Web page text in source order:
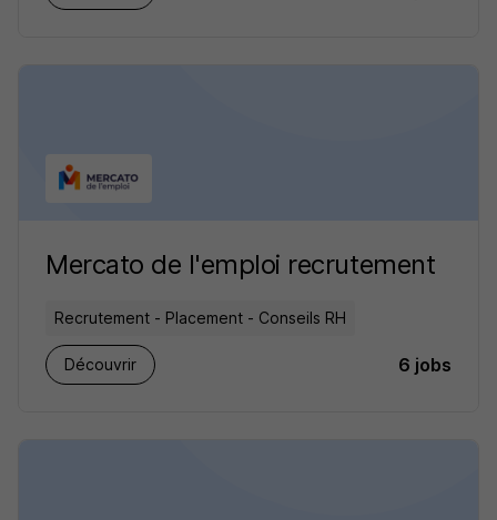
Mercato de l'emploi recrutement
Recrutement - Placement - Conseils RH
Découvrir 6 jobs